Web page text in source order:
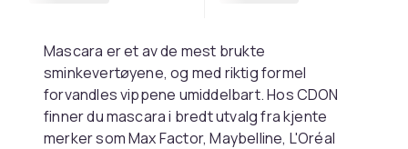
Mascara er et av de mest brukte
sminkevertøyene, og med riktig formel
forvandles vippene umiddelbart. Hos CDON
finner du mascara i bredt utvalg fra kjente
merker som Max Factor, Maybelline, L'Oréal